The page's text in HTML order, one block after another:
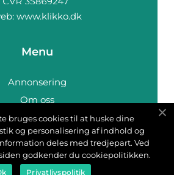
www.klikko.dk
Menu
Annonsering
Om oss
Cookies
Kontakta oss
Sitemap
bruges cookies til at huske dine
og personalisering af indhold og
deles med tredjepart. Ved
godkender du cookiepolitikken.
Privatlivspolitik